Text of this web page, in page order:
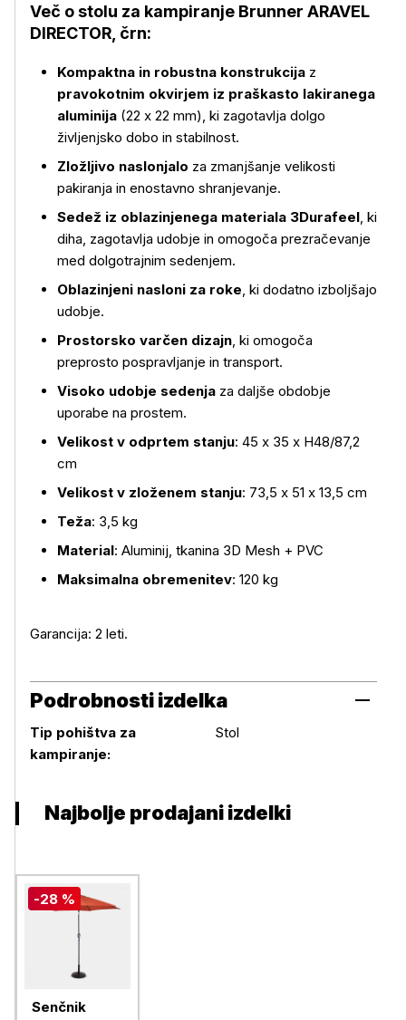
Več o izdelku
Več o stolu za kampiranje Brunner ARAVEL
DIRECTOR, črn:
Kompaktna in robustna konstrukcija z
pravokotnim okvirjem iz praškasto lakiranega
aluminija (22 x 22 mm), ki zagotavlja dolgo
življenjsko dobo in stabilnost.
Zložljivo naslonjalo za zmanjšanje velikosti
pakiranja in enostavno shranjevanje.
Sedež iz oblazinjenega materiala 3Durafeel, ki
diha, zagotavlja udobje in omogoča prezračevanje
med dolgotrajnim sedenjem.
Oblazinjeni nasloni za roke, ki dodatno izboljšajo
udobje.
Prostorsko varčen dizajn, ki omogoča
preprosto pospravljanje in transport.
Visoko udobje sedenja za daljše obdobje
uporabe na prostem.
Velikost v odprtem stanju: 45 x 35 x H48/87,2
cm
Velikost v zloženem stanju: 73,5 x 51 x 13,5 cm
Teža: 3,5 kg
Material: Aluminij, tkanina 3D Mesh + PVC
Maksimalna obremenitev: 120 kg
Garancija: 2 leti.
Podrobnosti izdelka
Podrobnosti izdelka
Tip pohištva za
kampiranje:
Stol
Najbolje prodajani izdelki
-28 %
Senčnik